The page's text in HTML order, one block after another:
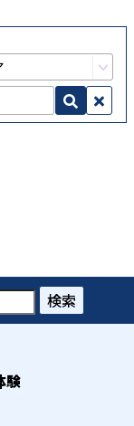
検索
験